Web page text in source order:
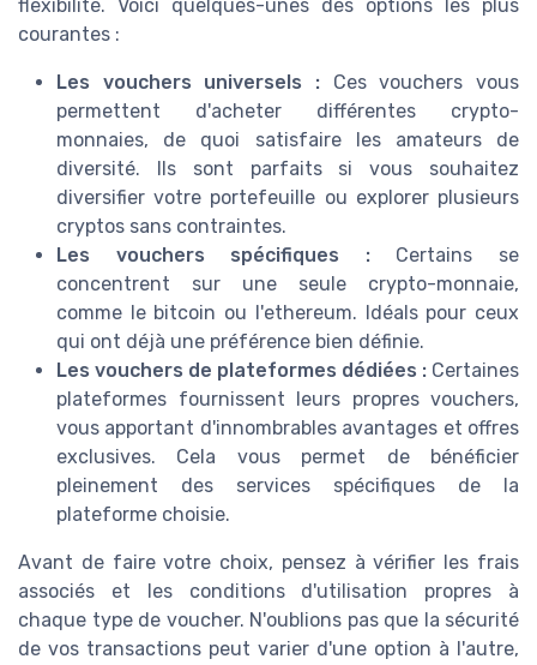
flexibilité. Voici quelques-unes des options les plus
courantes :
Les vouchers universels : Ces vouchers vous
permettent d'acheter différentes crypto-
monnaies, de quoi satisfaire les amateurs de
diversité. Ils sont parfaits si vous souhaitez
diversifier votre portefeuille ou explorer plusieurs
cryptos sans contraintes.
Les vouchers spécifiques :Certains se
concentrent sur une seule crypto-monnaie,
comme le bitcoin ou l'ethereum. Idéals pour ceux
qui ont déjà une préférence bien définie.
Les vouchers de plateformes dédiées : Certaines
plateformes fournissent leurs propres vouchers,
vous apportant d'innombrables avantages et offres
exclusives. Cela vous permet de bénéficier
pleinement des services spécifiques de la
plateforme choisie.
Avant de faire votre choix, pensez à vérifier les frais
associés et les conditions d'utilisation propres à
chaque type de voucher. N'oublions pas que la sécurité
de vos transactions peut varier d'une option à l'autre,